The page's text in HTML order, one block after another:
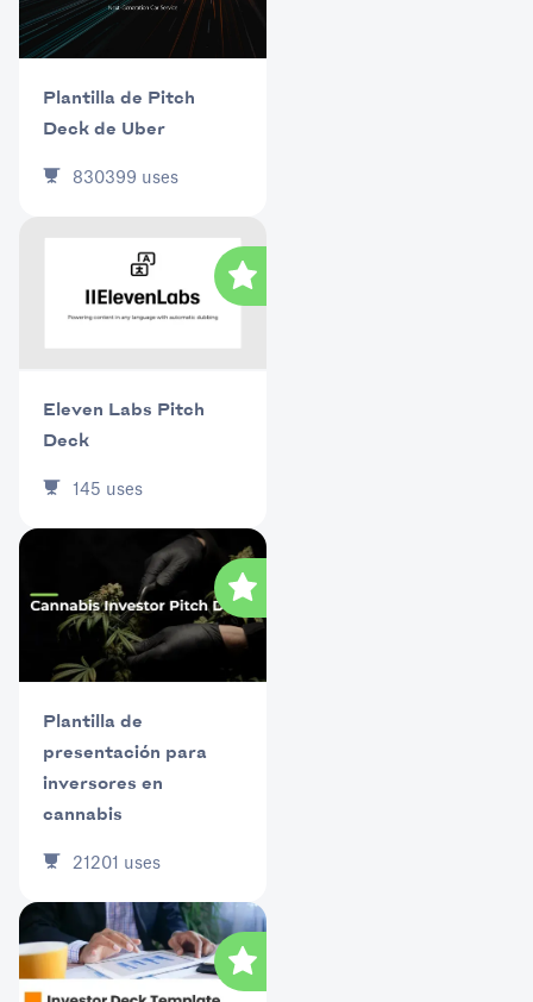
Plantilla de Pitch
Deck de Uber
830399 uses
Eleven Labs Pitch
Deck
145 uses
Plantilla de
presentación para
inversores en
cannabis
21201 uses